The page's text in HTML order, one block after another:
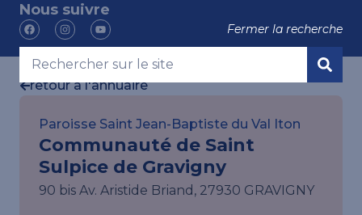
Nous suivre
Fermer la recherche
retour à l'annuaire
Paroisse Saint Jean-Baptiste du Val Iton
Communauté de Saint
Sulpice de Gravigny
90 bis Av. Aristide Briand, 27930 GRAVIGNY